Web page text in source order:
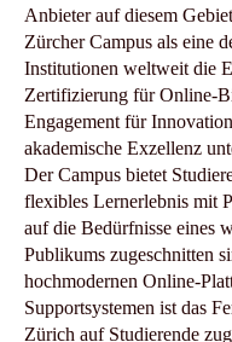
Anbieter auf diesem
Zürcher Campus als eine
Institutionen weltweit die
Zertifizierung für Online-
Engagement für
akademische Exzellenz
Der Campus bietet
flexibles Lernerlebnis mit
auf die Bedürfnisse eines
Publikums zugeschnitten
hochmodernen Online-
Supportsystemen ist das
Zürich auf Studierende